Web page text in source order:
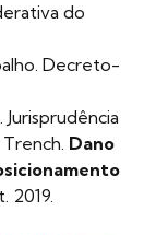
do
Decreto-
Jurisprudência
Dano
2019.